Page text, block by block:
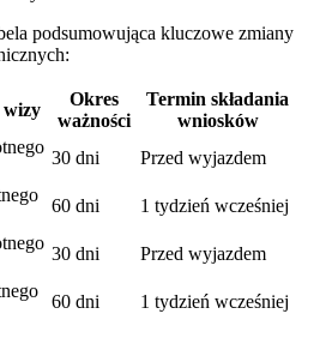
podsumowująca kluczowe zmiany
Okres
ważności
Termin składania
wniosków
30 dni Przed wyjazdem
60 dni 1 tydzień wcześniej
30 dni Przed wyjazdem
60 dni 1 tydzień wcześniej